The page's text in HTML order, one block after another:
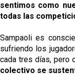
sentimos como
todas las
Sampaoli es
sufriendo los
cada tres días, pero
colectivo se